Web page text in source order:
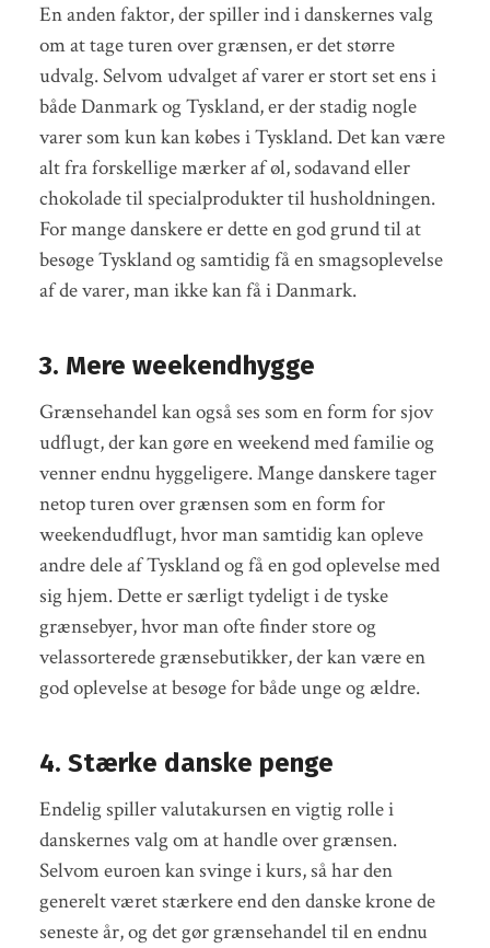
En anden faktor, der spiller ind i danskernes valg
om at tage turen over grænsen, er det større
udvalg. Selvom udvalget af varer er stort set ens i
både Danmark og Tyskland, er der stadig nogle
varer som kun kan købes i Tyskland. Det kan være
alt fra forskellige mærker af øl, sodavand eller
chokolade til specialprodukter til husholdningen.
For mange danskere er dette en god grund til at
besøge Tyskland og samtidig få en smagsoplevelse
af de varer, man ikke kan få i Danmark.
3. Mere weekendhygge
Grænsehandel kan også ses som en form for sjov
udflugt, der kan gøre en weekend med familie og
venner endnu hyggeligere. Mange danskere tager
netop turen over grænsen som en form for
weekendudflugt, hvor man samtidig kan opleve
andre dele af Tyskland og få en god oplevelse med
sig hjem. Dette er særligt tydeligt i de tyske
grænsebyer, hvor man ofte finder store og
velassorterede grænsebutikker, der kan være en
god oplevelse at besøge for både unge og ældre.
4. Stærke danske penge
Endelig spiller valutakursen en vigtig rolle i
danskernes valg om at handle over grænsen.
Selvom euroen kan svinge i kurs, så har den
generelt været stærkere end den danske krone de
seneste år, og det gør grænsehandel til en endnu